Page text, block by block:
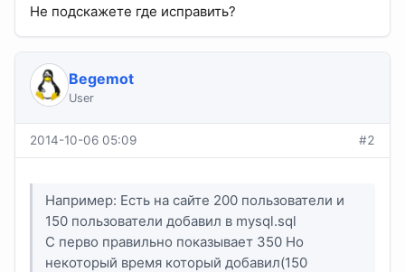
Не подскажете где исправить?
Begemot
User
2014-10-06 05:09 #2
Например: Есть на сайте 200 пользователи и
150 пользователи добавил в mysql.sql
С перво правильно показывает 350 Но
некоторый время который добавил(150